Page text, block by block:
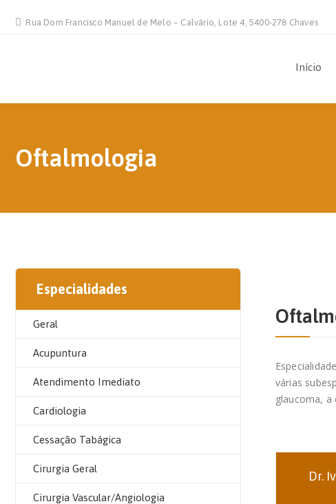
Rua Dom Francisco Manuel de Melo – Calvário, Lote 4, 5400-278 Chaves
Início
Oftalmologia
Especialidades
Geral
Acupuntura
Atendimento Imediato
Cardiologia
Cessação Tabágica
Cirurgia Geral
Cirurgia Vascular/Angiologia
várias
glaucoma,
Dr.